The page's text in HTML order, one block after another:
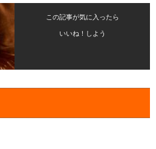
この記事が気に入ったら
いいね！しよう